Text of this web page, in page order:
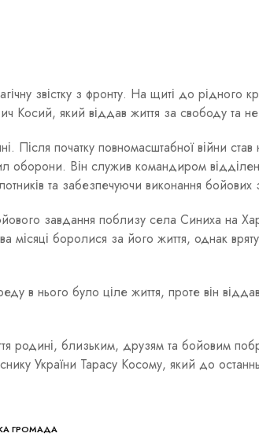
звістку з фронту. На щиті до рідного
Косий, який віддав життя за свободу та
Після початку повномасштабної війни став
оборони. Він служив командиром
та забезпечуючи виконання бойових
завдання поблизу села Синиха на
місяці боролися за його життя, однак
в нього було ціле життя, проте він
родині, близьким, друзям та бойовим
України Тарасу Косому, який до
ГРОМАДА